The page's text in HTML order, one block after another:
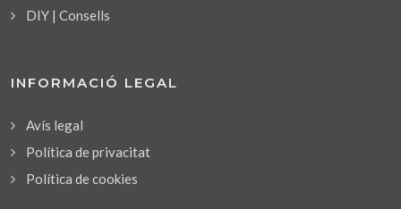
DIY | Consells
INFORMACIÓ LEGAL
Avís legal
Política de privacitat
Política de cookies